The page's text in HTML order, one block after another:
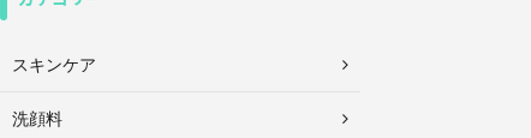
スキンケア
洗顔料